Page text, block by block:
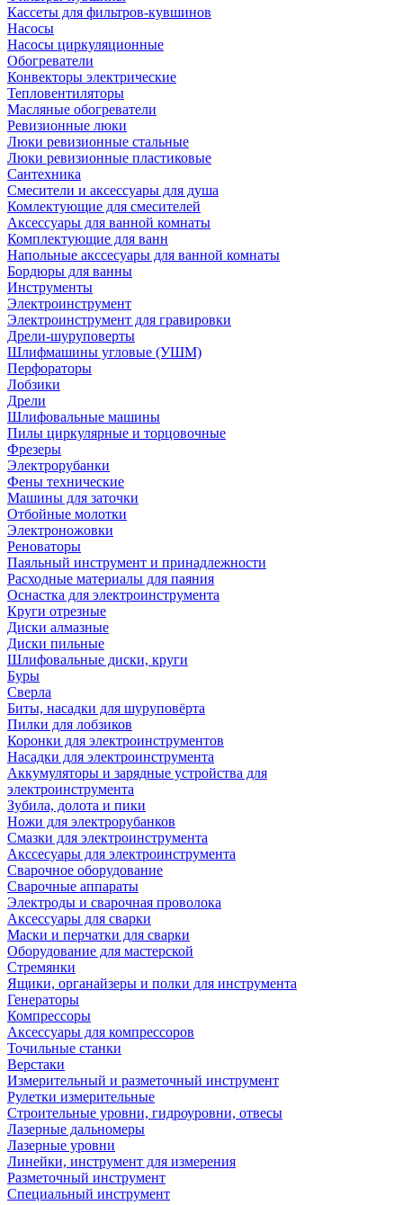
Кассеты для фильтров-кувшинов
Насосы
Насосы циркуляционные
Обогреватели
Конвекторы электрические
Тепловентиляторы
Масляные обогреватели
Ревизионные люки
Люки ревизионные стальные
Люки ревизионные пластиковые
Сантехника
Смесители и аксессуары для душа
Комлектующие для смесителей
Аксессуары для ванной комнаты
Комплектующие для ванн
Напольные акссесуары для ванной комнаты
Бордюры для ванны
Инструменты
Электроинструмент
Электроинструмент для гравировки
Дрели-шуруповерты
Шлифмашины угловые (УШМ)
Перфораторы
Лобзики
Дрели
Шлифовальные машины
Пилы циркулярные и торцовочные
Фрезеры
Электрорубанки
Фены технические
Машины для заточки
Отбойные молотки
Электроножовки
Реноваторы
Паяльный инструмент и принадлежности
Расходные материалы для паяния
Оснастка для электроинструмента
Круги отрезные
Диски алмазные
Диски пильные
Шлифовальные диски, круги
Буры
Сверла
Биты, насадки для шуруповёрта
Пилки для лобзиков
Коронки для электроинструментов
Насадки для электроинструмента
Аккумуляторы и зарядные устройства для
электроинструмента
Зубила, долота и пики
Ножи для электрорубанков
Смазки для электроинструмента
Акссесуары для электроинструмента
Сварочное оборудование
Сварочные аппараты
Электроды и сварочная проволока
Аксессуары для сварки
Маски и перчатки для сварки
Оборудование для мастерской
Стремянки
Ящики, органайзеры и полки для инструмента
Генераторы
Компрессоры
Аксессуары для компрессоров
Точильные станки
Верстаки
Измерительный и разметочный инструмент
Рулетки измерительные
Строительные уровни, гидроуровни, отвесы
Лазерные дальномеры
Лазерные уровни
Линейки, инструмент для измерения
Разметочный инструмент
Специальный инструмент